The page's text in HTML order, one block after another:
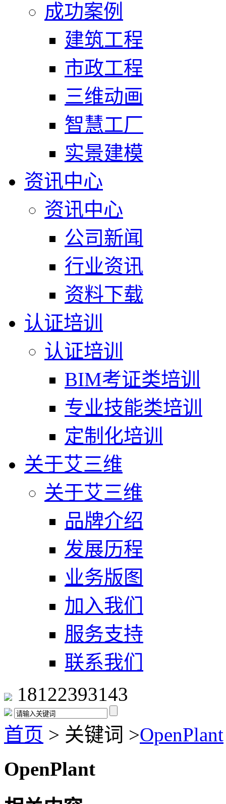
成功案例
建筑工程
市政工程
三维动画
智慧工厂
实景建模
资讯中心
资讯中心
公司新闻
行业资讯
资料下载
认证培训
认证培训
BIM考证类培训
专业技能类培训
定制化培训
关于艾三维
关于艾三维
品牌介绍
发展历程
业务版图
加入我们
服务支持
联系我们
18122393143
首页 > 关键词 >OpenPlant
OpenPlant